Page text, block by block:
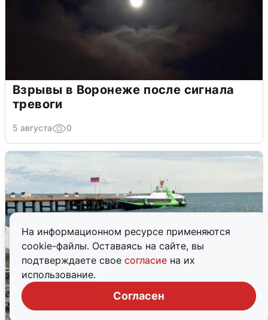
На информационном ресурсе применяются
cookie-файлы. Оставаясь на сайте, вы
подтверждаете свое согласие на их
использование.
Согласен
Взрывы в Воронеже после сигнала
тревоги
5 августа 0